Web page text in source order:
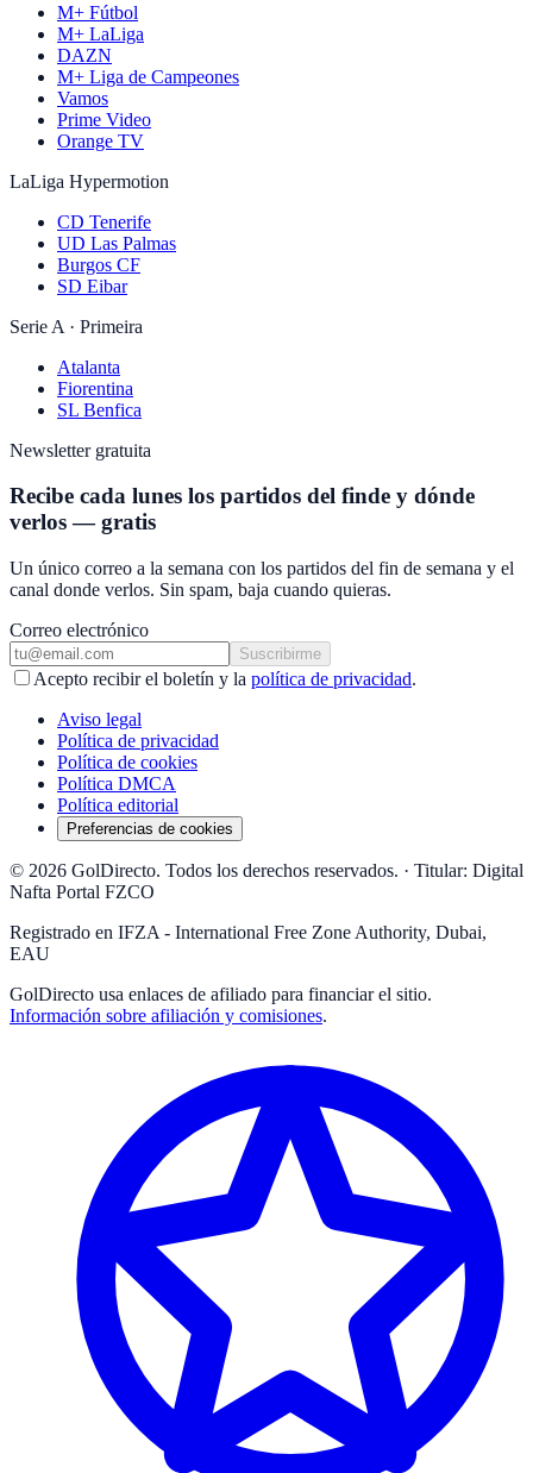
M+ Fútbol
M+ LaLiga
DAZN
M+ Liga de Campeones
Vamos
Prime Video
Orange TV
LaLiga Hypermotion
CD Tenerife
UD Las Palmas
Burgos CF
SD Eibar
Serie A · Primeira
Atalanta
Fiorentina
SL Benfica
Newsletter gratuita
Recibe cada lunes los partidos del finde y dónde
verlos — gratis
Un único correo a la semana con los partidos del fin de semana y el
canal donde verlos. Sin spam, baja cuando quieras.
Correo electrónico
Suscribirme
Acepto recibir el boletín y la política de privacidad.
Aviso legal
Política de privacidad
Política de cookies
Política DMCA
Política editorial
Preferencias de cookies
© 2026 GolDirecto. Todos los derechos reservados. · Titular: Digital
Nafta Portal FZCO
Registrado en IFZA - International Free Zone Authority, Dubai,
EAU
GolDirecto usa enlaces de afiliado para financiar el sitio.
Información sobre afiliación y comisiones.